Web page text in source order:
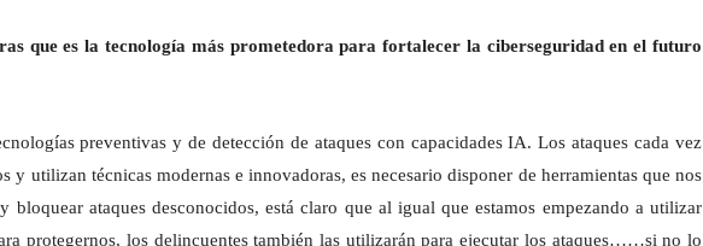
que es la tecnología más prometedora para fortalecer la ciberseguridad en el futuro
preventivas y de detección de ataques con capacidades IA. Los ataques cada vez
y utilizan técnicas modernas e innovadoras, es necesario disponer de herramientas que nos
bloquear ataques desconocidos, está claro que al igual que estamos empezando a utilizar
protegernos, los delincuentes también las utilizarán para ejecutar los ataques……si no lo